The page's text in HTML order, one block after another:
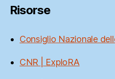
Risorse
Consiglio Nazionale
CNR | ExploRA